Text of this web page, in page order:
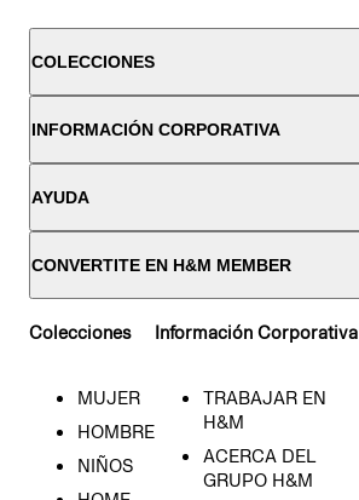
COLECCIONES
INFORMACIÓN CORPORATIVA
AYUDA
CONVERTITE EN H&M MEMBER
Colecciones
MUJER
HOMBRE
NIÑOS
Información Corporativa
TRABAJAR EN
H&M
ACERCA DEL
GRUPO H&M